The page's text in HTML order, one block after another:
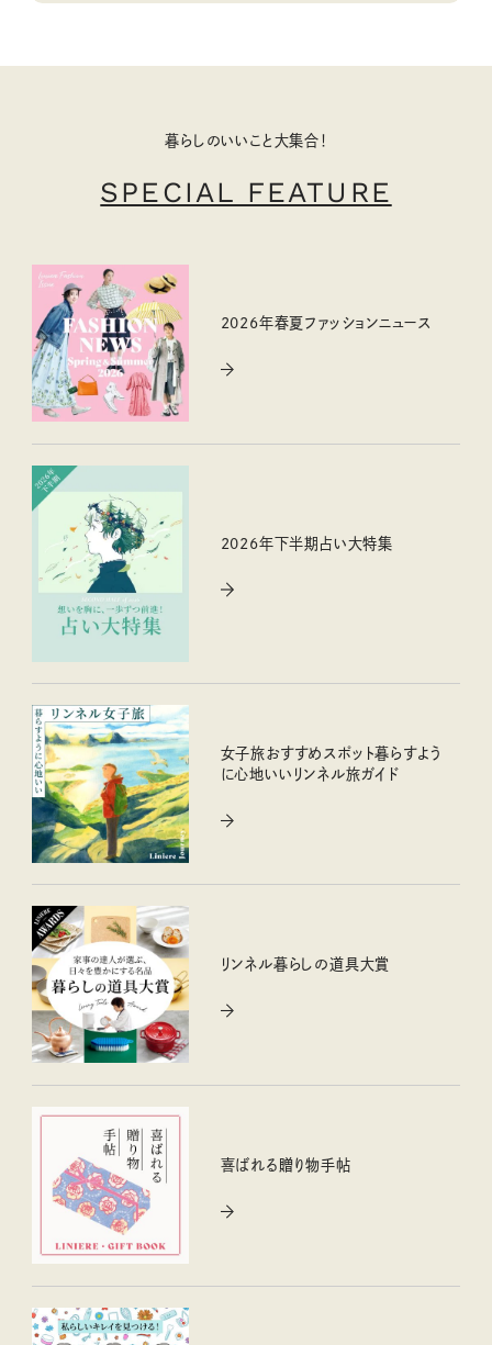
暮らしのいいこと大集合！
SPECIAL FEATURE
2026年春夏ファッションニュース
2026年下半期占い大特集
女子旅おすすめスポット暮らすよう
に心地いいリンネル旅ガイド
リンネル暮らしの道具大賞
喜ばれる贈り物手帖